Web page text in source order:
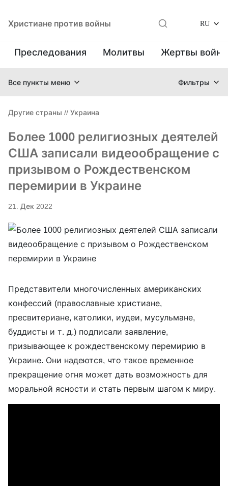
Христиане против войны RU
Преследования Молитвы Жертвы
Все пункты меню Фильтры
Другие страны // Украина
Более 1000 религиозных деятелей
США записали видеообращение с
призывом о Рождественском
перемирии в Украине
21. Дек 2022
Представители многочисленных американских
конфессий (православные христиане,
пресвитериане, католики, иудеи, мусульмане,
буддисты и т. д.) подписали заявление,
призывающее к рождественскому перемирию в
Украине. Они надеются, что такое временное
прекращение огня может дать возможность для
моральной ясности и стать первым шагом к миру.